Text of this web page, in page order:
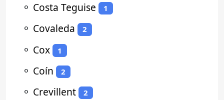
⚬ Costa Teguise 1
⚬ Covaleda 2
⚬ Cox 1
⚬ Coín 2
⚬ Crevillent 2